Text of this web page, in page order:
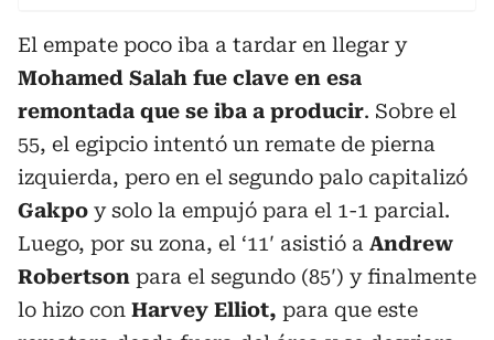
El empate poco iba a tardar en llegar y
Mohamed Salah fue clave en esa
remontada que se iba a producir. Sobre el
55, el egipcio intentó un remate de pierna
izquierda, pero en el segundo palo capitalizó
Gakpo y solo la empujó para el 1-1 parcial.
Luego, por su zona, el ‘11′ asistió a Andrew
Robertson para el segundo (85′) y finalmente
lo hizo con Harvey Elliot, para que este